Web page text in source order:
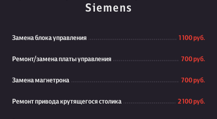
Siemens
Замена блока управления 1 100 руб.
Ремонт/замена платы управления 700 руб.
Замена магнетрона 700 руб.
Ремонт привода крутящегося столика 2 100 руб.